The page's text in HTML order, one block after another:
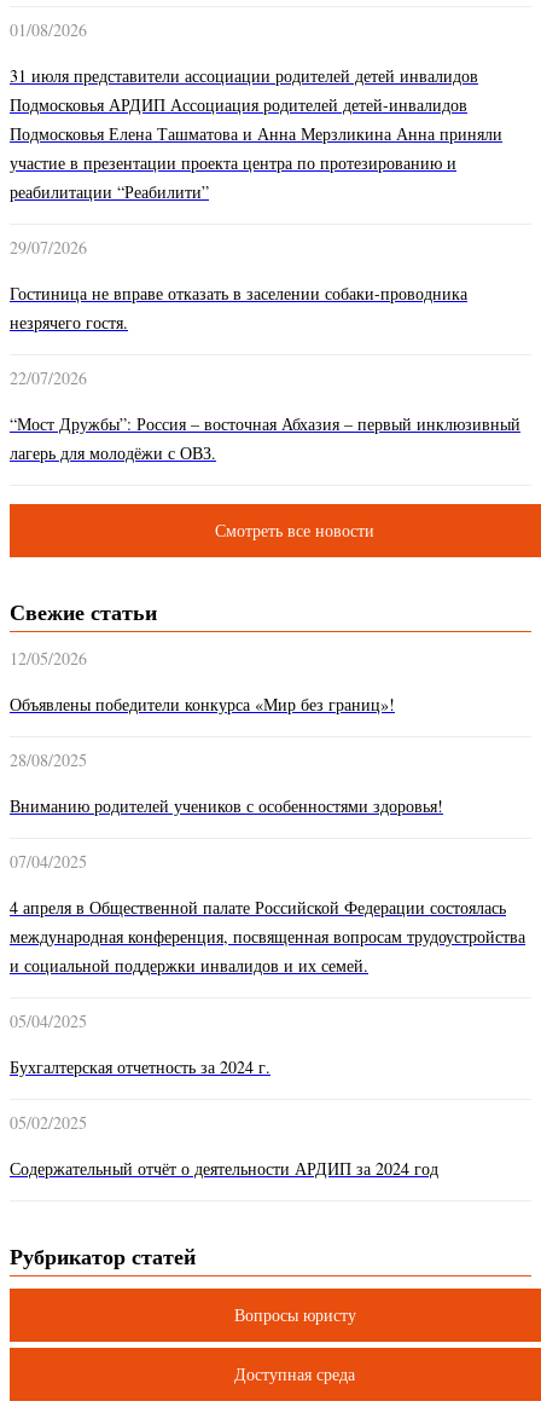
01/08/2026
31 июля представители ассоциации родителей детей инвалидов
Подмосковья АРДИП Ассоциация родителей детей-инвалидов
Подмосковья Елена Ташматова и Анна Мерзликина Анна приняли
участие в презентации проекта центра по протезированию и
реабилитации “Реабилити”
29/07/2026
Гостиница не вправе отказать в заселении собаки-проводника
незрячего гостя.
22/07/2026
“Мост Дружбы”: Россия – восточная Абхазия – первый инклюзивный
лагерь для молодёжи с ОВЗ.
Смотреть все новости
Свежие статьи
12/05/2026
Объявлены победители конкурса «Мир без границ»!
28/08/2025
Вниманию родителей учеников с особенностями здоровья!
07/04/2025
4 апреля в Общественной палате Российской Федерации состоялась
международная конференция, посвященная вопросам трудоустройства
и социальной поддержки инвалидов и их семей.
05/04/2025
Бухгалтерская отчетность за 2024 г.
05/02/2025
Содержательный отчёт о деятельности АРДИП за 2024 год
Рубрикатор статей
Вопросы юристу
Доступная среда